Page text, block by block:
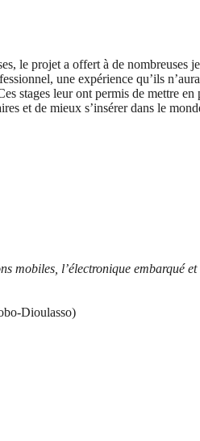
le projet a offert à de nombreuses
une expérience qu’ils
stages leur ont permis de mettre en
et de mieux s’insérer dans le
mobiles, l’électronique embarqué et
Dioulasso)